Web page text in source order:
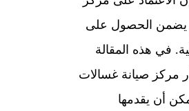
الحصول على
في هذه المقالة
مركز صيانة غسالات
أن يقدمها